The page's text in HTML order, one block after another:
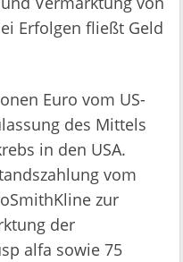
Erfolgen fließt Geld
Euro vom US-
des Mittels
in den USA.
vom
zur
der
alfa sowie 75